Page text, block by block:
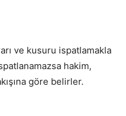
ve kusuru ispatlamakla
hakim,
göre belirler.